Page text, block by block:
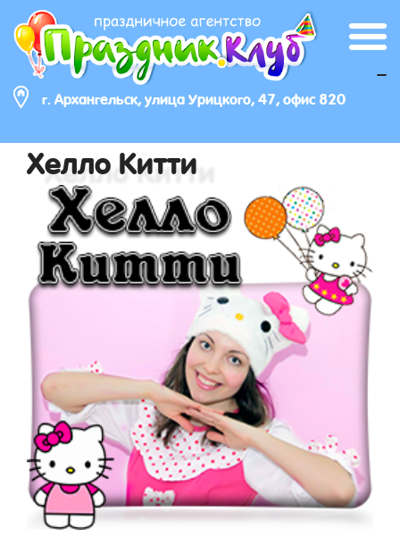
г. Архангельск, улица Урицкого, 47, офис 820
_
Хелло Китти